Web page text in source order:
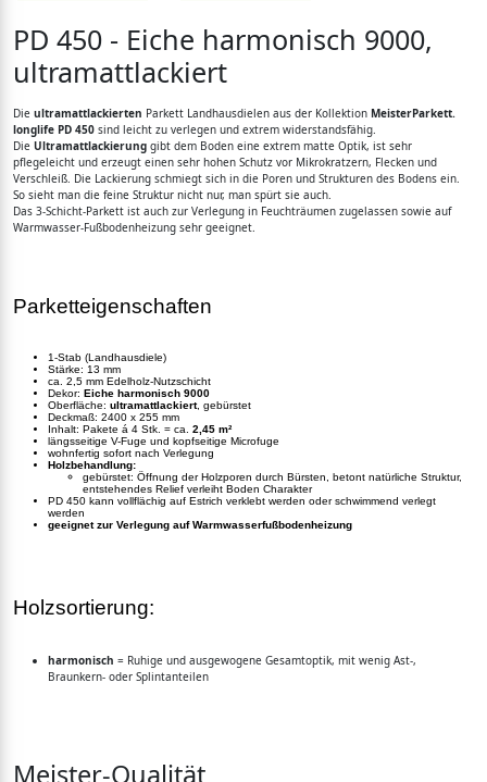
PD 450 - Eiche harmonisch 9000,
ultramattlackiert
Die ultramattlackierten Parkett Landhausdielen aus der Kollektion MeisterParkett.
longlife PD 450 sind leicht zu verlegen und extrem widerstandsfähig.
Die Ultramattlackierung gibt dem Boden eine extrem matte Optik, ist sehr
pflegeleicht und erzeugt einen sehr hohen Schutz vor Mikrokratzern, Flecken und
Verschleiß. Die Lackierung schmiegt sich in die Poren und Strukturen des Bodens ein.
So sieht man die feine Struktur nicht nur, man spürt sie auch.
Das 3-Schicht-Parkett ist auch zur Verlegung in Feuchträumen zugelassen sowie auf
Warmwasser-Fußbodenheizung sehr geeignet.
Parketteigenschaften
1-Stab (Landhausdiele)
Stärke: 13 mm
ca. 2,5 mm Edelholz-Nutzschicht
Dekor: Eiche harmonisch 9000
Oberfläche: ultramattlackiert, gebürstet
Deckmaß: 2400 x 255 mm
Inhalt: Pakete á 4 Stk. = ca.
2,45 m²
längsseitige V-Fuge und kopfseitige Microfuge
wohnfertig sofort nach Verlegung
Holzbehandlung:
gebürstet: Öffnung der Holzporen durch Bürsten, betont natürliche Struktur,
entstehendes Relief verleiht Boden Charakter
PD 450 kann vollflächig auf Estrich verklebt werden oder schwimmend verlegt
werden
geeignet zur Verlegung auf Warmwasserfußbodenheizung
Holzsortierung:
harmonisch = Ruhige und ausgewogene Gesamtoptik, mit wenig Ast-,
Braunkern- oder Splintanteilen
Meister-Qualität